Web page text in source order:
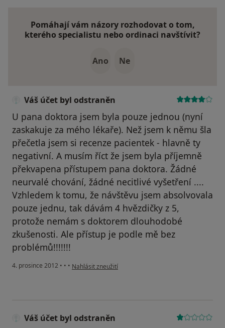
Pomáhají vám názory rozhodovat o tom,
kterého specialistu nebo ordinaci navštívit?
Ano Ne
Váš účet byl odstraněn
U pana doktora jsem byla pouze jednou (nyní
zaskakuje za mého lékaře). Než jsem k němu šla
přečetla jsem si recenze pacientek - hlavně ty
negativní. A musím říct že jsem byla příjemně
překvapena přístupem pana doktora. Žádné
neurvalé chování, žádné necitlivé vyšetření ....
Vzhledem k tomu, že návštěvu jsem absolvovala
pouze jednu, tak dávám 4 hvězdičky z 5,
protože nemám s doktorem dlouhodobé
zkušenosti. Ale přístup je podle mě bez
problémů!!!!!!!
4. prosince 2012 • • • podle názoru uživatele Váš účet byl odstraněn
Nahlásit zneužití
Váš účet byl odstraněn